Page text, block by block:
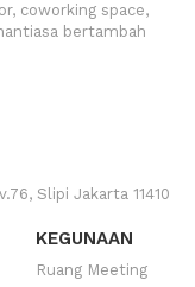
coworking space,
bertambah
Slipi Jakarta 11410
KEGUNAAN
Ruang Meeting